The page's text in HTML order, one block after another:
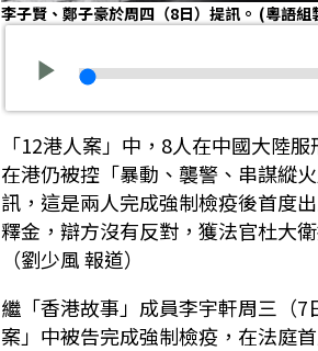
李子賢、鄭子豪於周四（8日）提訊。 (粵語組
「12港人案」中，8人在中國大陸
在港仍被控「暴動、襲警、串謀縱
訊，這是兩人完成強制檢疫後首度
釋金，辯方沒有反對，獲法官杜大
（劉少風 報道）
繼「香港故事」成員李宇軒周三（
案」中被告完成強制檢疫，在法庭